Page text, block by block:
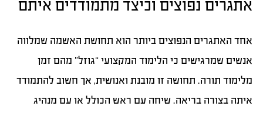
אתגרים נפוצים וכיצד מתמודדים איתם
אחד האתגרים הנפוצים ביותר הוא תחושת האשמה שמלווה
אנשים שמרגישים כי הלימוד המקצועי “גוזל” מהם זמן
מלימוד תורה. תחושה זו מובנת ואנושית, אך חשוב להתמודד
איתה בצורה בריאה. שיחה עם ראש הכולל או עם מנהיג